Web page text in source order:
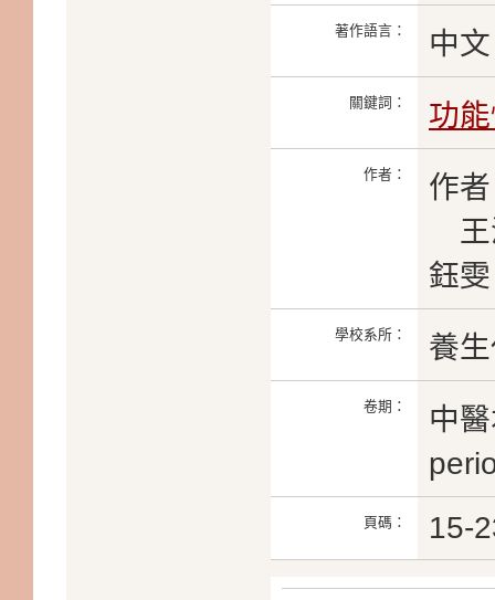
著作語言： 中文
關鍵詞： 功
作者：
作
王
鈺
學校系所： 養
卷期：
中
頁碼： 15-